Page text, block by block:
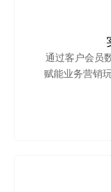
通过客户会员
赋能业务营销